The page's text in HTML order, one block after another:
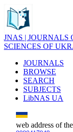
JNAS | JOURNALS
SCIENCES OF
JOURNALS
BROWSE
SEARCH
SUBJECTS
LibNAS UA
web address of